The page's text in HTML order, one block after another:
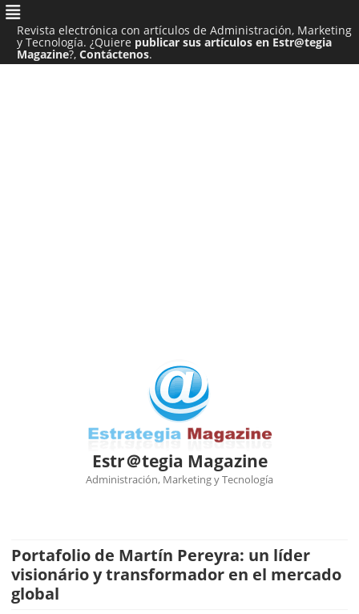
Revista electrónica con artículos de Administración, Marketing
y Tecnología. ¿Quiere publicar sus artículos en Estr@tegia
Magazine?, Contáctenos.
Estr＠tegia Magazine
Administración, Marketing y Tecnología
contenido
Portafolio de Martín Pereyra: un líder
visionário y transformador en el mercado
global